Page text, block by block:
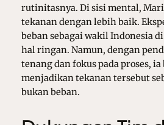
rutinitasnya. Di sisi mental,
tekanan dengan lebih baik.
beban sebagai wakil Indonesia
hal ringan. Namun, dengan
tenang dan fokus pada proses, ia
menjadikan tekanan tersebut
bukan beban.